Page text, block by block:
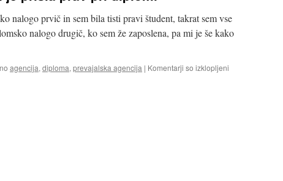
nalogo prvič in sem bila tisti pravi študent, takrat sem vse
nalogo drugič, ko sem že zaposlena, pa mi je še kako
agencija, diploma, prevajalska agencija | Komentarji so izklopljeni